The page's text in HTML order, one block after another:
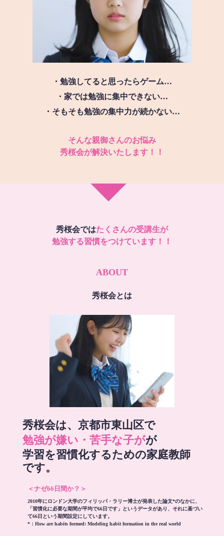
・勉強してると思ったらゲーム…
・家では勉強に集中できない…
・そもそも勉強の集中力が続かない…
そんな親御さんのお悩み
秀桜会が解決いたします！！
秀桜会ではたくさんの受講生が
勉強する習慣をつけています！！
ABOUT
秀桜会とは
秀桜会は、京都市東山区で
勉強が嫌い・苦手な子がが
学習を習慣化するための家庭教師
です。
＜ナゼ66日間か？＞
2010年にロンドン大学のフィリッパ・ラリー博士が発表した論文*のなかに、
「習慣化に必要な期間が平均で66日です」というデータがあり、それに基づい
て66日という期間設定にしています。
*： How are habits formed: Modeling habit formation in the real world